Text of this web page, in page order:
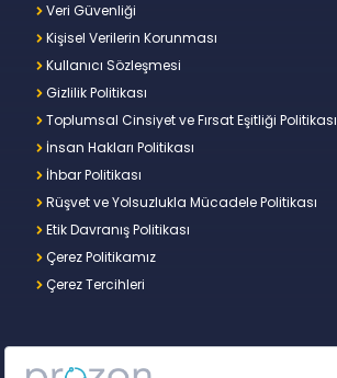
Veri Güvenliği
Kişisel Verilerin Korunması
Kullanıcı Sözleşmesi
Gizlilik Politikası
Toplumsal Cinsiyet ve Fırsat Eşitliği Politikası
İnsan Hakları Politikası
İhbar Politikası
Rüşvet ve Yolsuzlukla Mücadele Politikası
Etik Davranış Politikası
Çerez Politikamız
Çerez Tercihleri